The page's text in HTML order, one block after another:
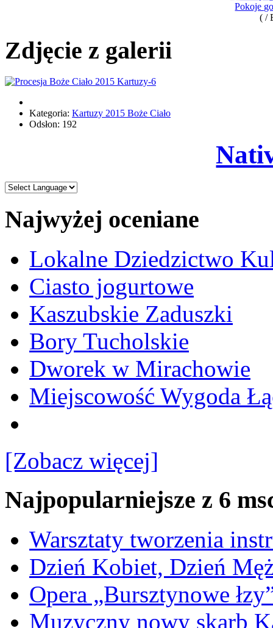
Pokoje
( /
Zdjęcie z galerii
Kategoria: Kartuzy 2015 Boże Ciało
Odsłon: 192
Najwyżej oceniane
Lokalne Dziedzictwo
Ciasto jogurtowe
Kaszubskie Zaduszki
Bory Tucholskie
Dworek w Mirachowie
Miejscowość Wygoda
[Zobacz więcej]
Najpopularniejsze z 6
Warsztaty tworzenia
Dzień Kobiet, Dzień
Opera „Bursztynowe
Muzyczny nowy skarb